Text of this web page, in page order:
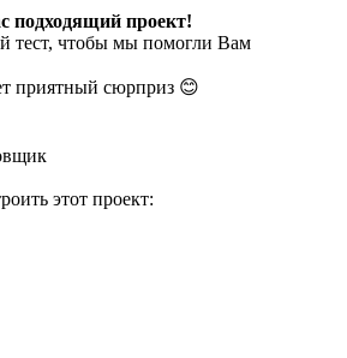
подходящий проект!
тест, чтобы мы помогли Вам
приятный сюрприз 😊
этот проект: